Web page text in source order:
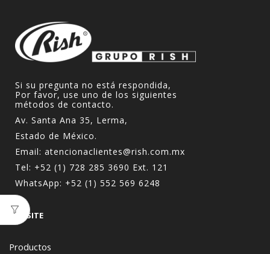
Si su pregunta no está respondida,
Por favor, use uno de los siguientes
métodos de contacto.
Av. Santa Ana 35, Lerma,
Estado de México.
Email: atencionaclientes@rish.com.mx
Tel: +52 (1) 728 285 3690 Ext. 121
WhatsApp: +52 (1) 552 569 6248
WEBSITE
Productos